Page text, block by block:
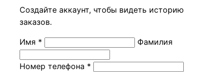
Создайте аккаунт, чтобы видеть историю
заказов.
Имя * Фамилия
Номер телефона *